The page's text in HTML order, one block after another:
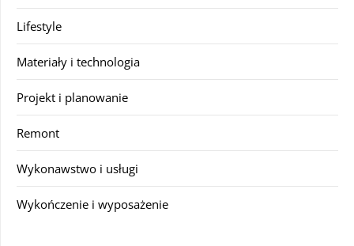
Lifestyle
Materiały i technologia
Projekt i planowanie
Remont
Wykonawstwo i usługi
Wykończenie i wyposażenie